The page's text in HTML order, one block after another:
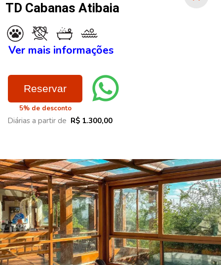
TD Cabanas Atibaia
Ver mais informações
Reservar
5% de desconto
Diárias a partir de R$ 1.300,00